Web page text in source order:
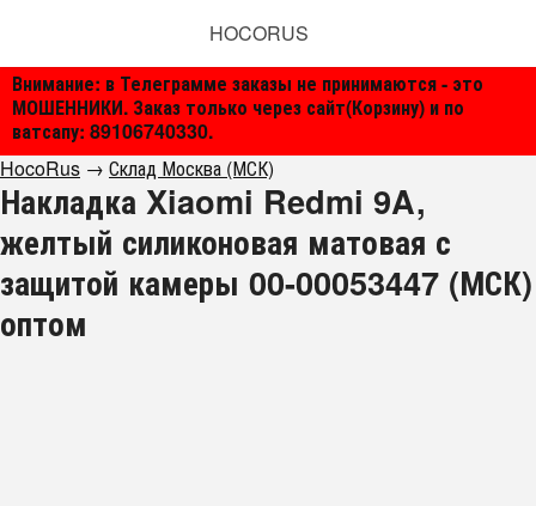
Внимание: в Телеграмме заказы не принимаются - это
МОШЕННИКИ. Заказ только через сайт(Корзину) и по
ватсапу: 89106740330.
HOCORUS
HocoRus → Склад Москва (МСК)
Накладка Xiaomi Redmi 9A,
желтый силиконовая матовая с
защитой камеры 00-00053447 (МСК)
оптом